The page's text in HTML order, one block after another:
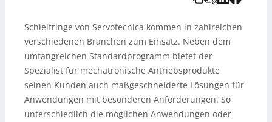
Schleifringe von Servotecnica kommen in zahlreichen
verschiedenen Branchen zum Einsatz. Neben dem
umfangreichen Standardprogramm bietet der
Spezialist für mechatronische Antriebsprodukte
seinen Kunden auch maßgeschneiderte Lösungen für
Anwendungen mit besonderen Anforderungen. So
unterschiedlich die möglichen Anwendungen oder